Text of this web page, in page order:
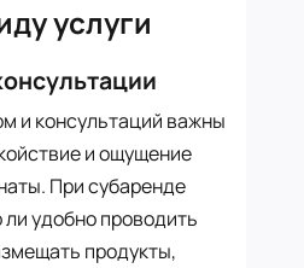
услуги
и консультаций важны
и ощущение
При субаренде
удобно проводить
продукты,